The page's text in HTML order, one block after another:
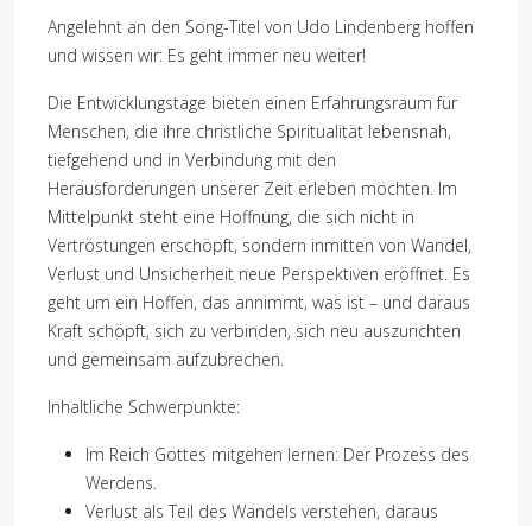
Angelehnt an den Song-Titel von Udo Lindenberg hoffen
und wissen wir: Es geht immer neu weiter!
Die Entwicklungstage bieten einen Erfahrungsraum für
Menschen, die ihre christliche Spiritualität lebensnah,
tiefgehend und in Verbindung mit den
Herausforderungen unserer Zeit erleben möchten. Im
Mittelpunkt steht eine Hoffnung, die sich nicht in
Vertröstungen erschöpft, sondern inmitten von Wandel,
Verlust und Unsicherheit neue Perspektiven eröffnet. Es
geht um ein Hoffen, das annimmt, was ist – und daraus
Kraft schöpft, sich zu verbinden, sich neu auszurichten
und gemeinsam aufzubrechen.
Inhaltliche Schwerpunkte:
Im Reich Gottes mitgehen lernen: Der Prozess des
Werdens.
Verlust als Teil des Wandels verstehen, daraus